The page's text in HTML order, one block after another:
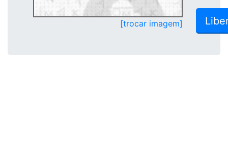
[trocar imagem]